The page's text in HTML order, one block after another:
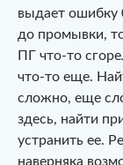
выдает ошибку
до промывки,
ПГ что-то
что-то еще.
сложно, еще
здесь, найти
устранить ее.
наверняка